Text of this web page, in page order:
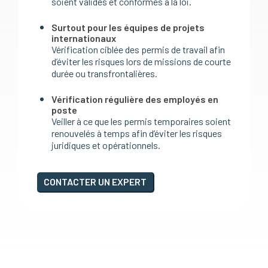
Surtout pour les équipes de projets
internationaux
Vérification ciblée des permis de travail afin
d’éviter les risques lors de missions de courte
durée ou transfrontalières.
Vérification régulière des employés en
poste
Veiller à ce que les permis temporaires soient
renouvelés à temps afin d’éviter les risques
juridiques et opérationnels.
CONTACTER UN EXPERT